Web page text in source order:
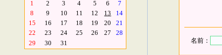
1
2 3 4 5 6
7
8
9 10 11 12 13
14
15
16 17 18 19 20
21
22
23 24 25 26 27
28
29
30 31 名前：